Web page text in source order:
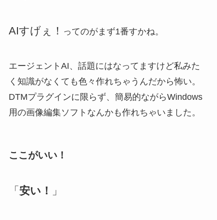
AIすげぇ！ ってのがまず1番すかね。
エージェントAI、話題にはなってますけど私みた
く知識がなくても色々作れちゃうんだから怖い。
DTMプラグインに限らず、簡易的ながらWindows
用の画像編集ソフトなんかも作れちゃいました。
ここがいい！
「 安い！ 」